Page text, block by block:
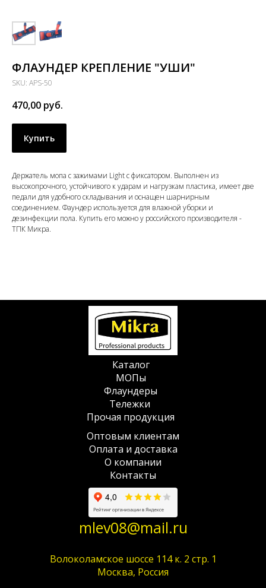
ФЛАУНДЕР КРЕПЛЕНИЕ "УШИ"
SKU: APS-50
470,00 руб.
Купить
Держатель мопа с зажимами Light с фиксатором. Выполнен из
высокопрочного, устойчивого к ударам и нагрузкам пластика, имеет две
педали для удобного складывания и оснащен шарнирным
соединением. Фаундер используется для влажной уборки и
дезинфекции пола. Купить его можно у российского производителя -
ТПК Микра.
Каталог
МОПы
Флаундеры
Тележки
Прочая продукция
Оптовым клиентам
Оплата и доставка
О компании
Контакты
mlev08@mail.ru
Волоколамское шоссе 114 к. 2 стр. 1
Москва, Россия